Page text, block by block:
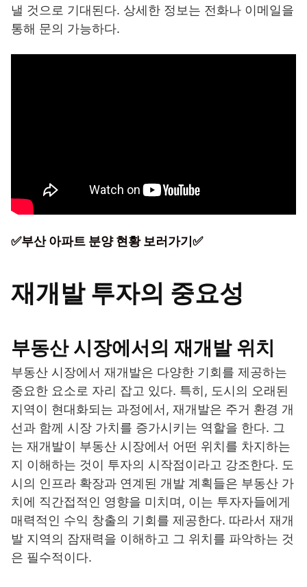
낼 것으로 기대된다. 상세한 정보는 전화나 이메일을
통해 문의 가능하다.
✅부산 아파트 분양 현황 보러가기✅
재개발 투자의 중요성
부동산 시장에서의 재개발 위치
부동산 시장에서 재개발은 다양한 기회를 제공하는
중요한 요소로 자리 잡고 있다. 특히, 도시의 오래된
지역이 현대화되는 과정에서, 재개발은 주거 환경 개
선과 함께 시장 가치를 증가시키는 역할을 한다. 그
는 재개발이 부동산 시장에서 어떤 위치를 차지하는
지 이해하는 것이 투자의 시작점이라고 강조한다. 도
시의 인프라 확장과 연계된 개발 계획들은 부동산 가
치에 직간접적인 영향을 미치며, 이는 투자자들에게
매력적인 수익 창출의 기회를 제공한다. 따라서 재개
발 지역의 잠재력을 이해하고 그 위치를 파악하는 것
은 필수적이다.